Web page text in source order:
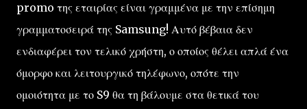
promo της εταιρίας είναι γραμμένα με την επίσημη
γραμματοσειρά της Samsung! Αυτό βέβαια δεν
ενδιαφέρει τον τελικό χρήστη, ο οποίος θέλει απλά ένα
όμορφο και λειτουργικό τηλέφωνο, οπότε την
ομοιότητα με το S9 θα τη βάλουμε στα θετικά του